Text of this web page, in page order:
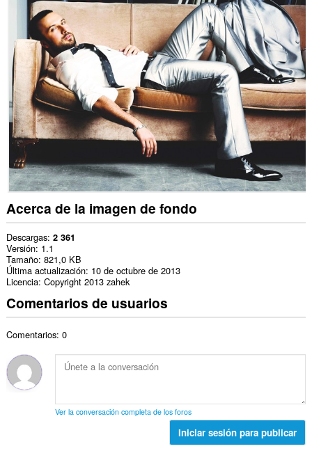
Acerca de la imagen de fondo
Descargas 2 361
Versión 1.1
Tamaño 821,0 KB
Última actualización 10 de octubre de 2013
Licencia Copyright 2013 zahek
Comentarios de usuarios
Comentarios: 0
Ver la conversación completa de los foros
Iniciar sesión para publicar